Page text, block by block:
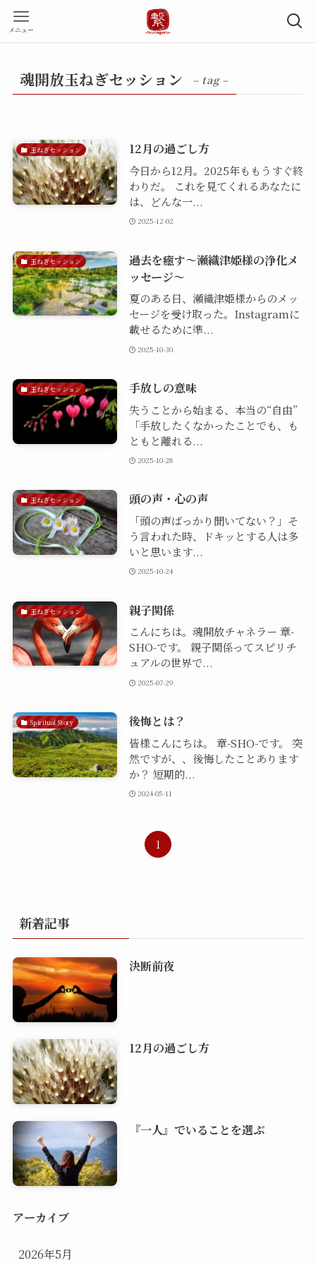
メニュー
魂開放玉ねぎセッション – tag –
玉ねぎセッション 12月の過ごし方
今日から12月。2025年ももうすぐ終
わりだ。 これを見てくれるあなたに
は、どんな一...
2025-12-02
玉ねぎセッション
過去を癒す～瀬織津姫様の浄化メ
ッセージ～
夏のある日、瀬織津姫様からのメッ
セージを受け取った。Instagramに
載せるために準...
2025-10-30
玉ねぎセッション 手放しの意味
失うことから始まる、本当の“自由”
「手放したくなかったことでも、も
ともと離れる...
2025-10-28
玉ねぎセッション 頭の声・心の声
「頭の声ばっかり聞いてない？」そ
う言われた時、ドキッとする人は多
いと思います...
2025-10-24
玉ねぎセッション 親子関係
こんにちは。魂開放チャネラー 章-
SHO-です。 親子関係ってスピリチ
ュアルの世界で...
2025-07-29
Spiritual Story 後悔とは？
皆様こんにちは。 章-SHO-です。 突
然ですが、、後悔したことあります
か？ 短期的...
2024-05-11
1
新着記事
決断前夜
12月の過ごし方
『一人』でいることを選ぶ
アーカイブ
2026年5月